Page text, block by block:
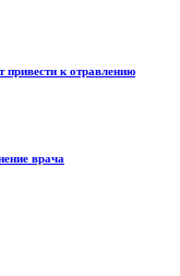
привести к отравлению
врача